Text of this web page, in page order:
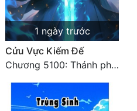
1 ngày trước
Cửu Vực Kiếm Đế
Chương 5100: Thánh phẩm Ma Tinh quáng mạch